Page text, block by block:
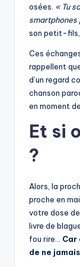
osées. « Tu
smartphones
son petit-fils,
Ces
rappellent
d’un regard
chanson
en moment
Et si
?
Alors, la
proche en
votre dose
livre de
fou rire… Car
de ne